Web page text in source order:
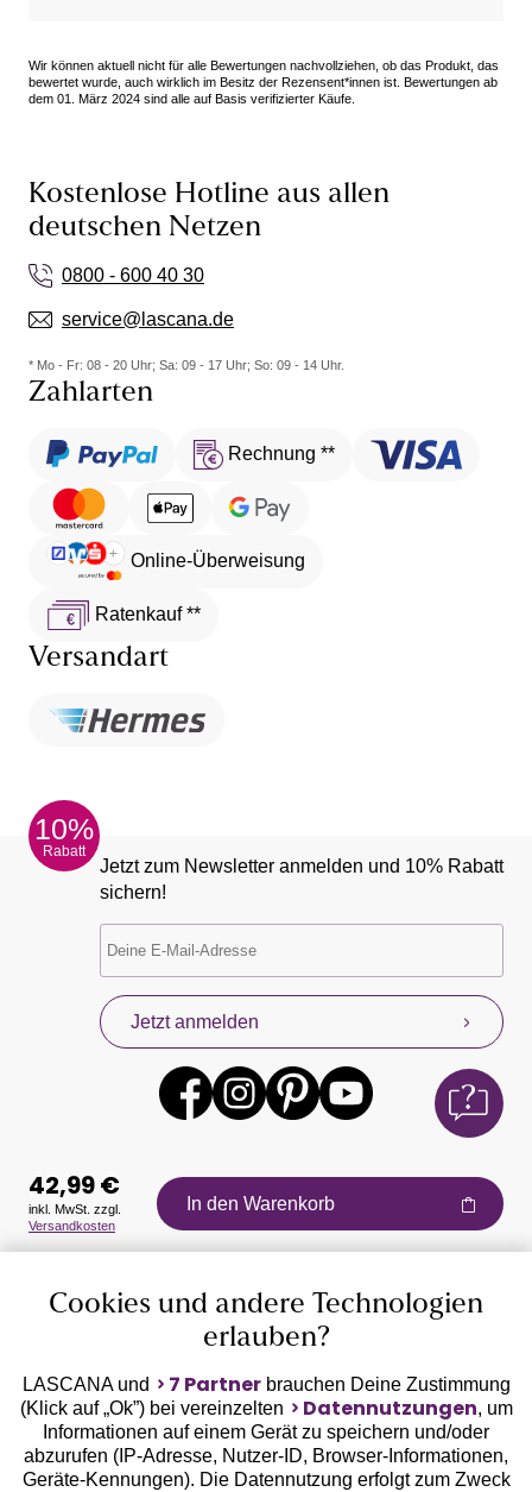
Wir können aktuell nicht für alle Bewertungen nachvollziehen, ob das Produkt, das
bewertet wurde, auch wirklich im Besitz der Rezensent*innen ist. Bewertungen ab
dem 01. März 2024 sind alle auf Basis verifizierter Käufe.
Kostenlose Hotline aus allen
deutschen Netzen
0800 - 600 40 30
service@lascana.de
* Mo - Fr: 08 - 20 Uhr; Sa: 09 - 17 Uhr; So: 09 - 14 Uhr.
Zahlarten
Rechnung **
Online-Überweisung
Ratenkauf **
Versandart
10%
Rabatt
Jetzt zum Newsletter anmelden und 10% Rabatt
sichern!
Jetzt anmelden
Auszeichnungen
Geprüfte Sicherheit
42,99 €
inkl. MwSt. zzgl.
Versandkosten
In den Warenkorb
Cookies und andere Technologien
erlauben?
LASCANA und 7 Partnerbrauchen Deine Zustimmung
(Klick auf „Ok”) bei vereinzelten
Datennutzungen, um
Informationen auf einem Gerät zu speichern und/oder
abzurufen (IP-Adresse, Nutzer-ID, Browser-Informationen,
Geräte-Kennungen). Die Datennutzung erfolgt zum Zweck